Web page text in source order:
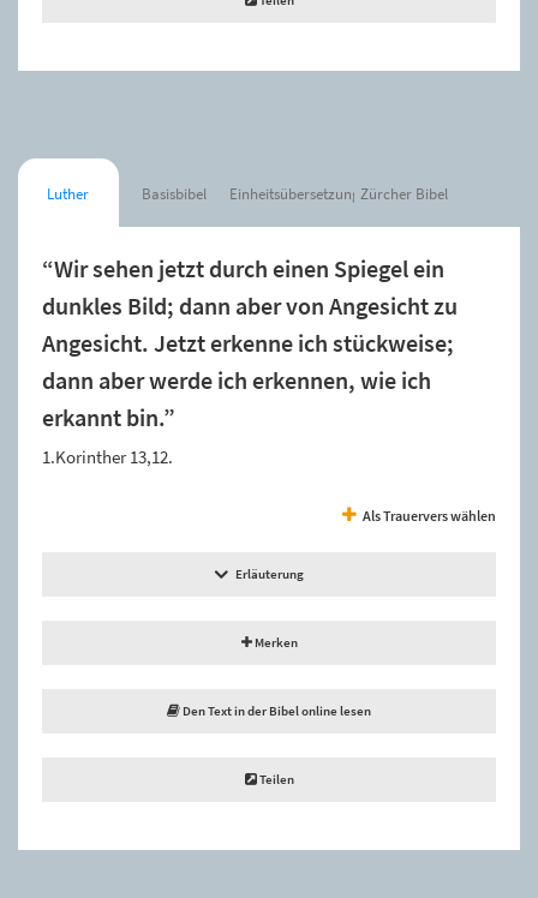
Luther Basisbibel Einheitsübersetzung Zürcher Bibel
“Wir sehen jetzt durch einen Spiegel ein
dunkles Bild; dann aber von Angesicht zu
Angesicht. Jetzt erkenne ich stückweise;
dann aber werde ich erkennen, wie ich
erkannt bin.”
1.Korinther 13,12.
Als Trauervers wählen
Erläuterung
Merken
Den Text in der Bibel online lesen
Teilen